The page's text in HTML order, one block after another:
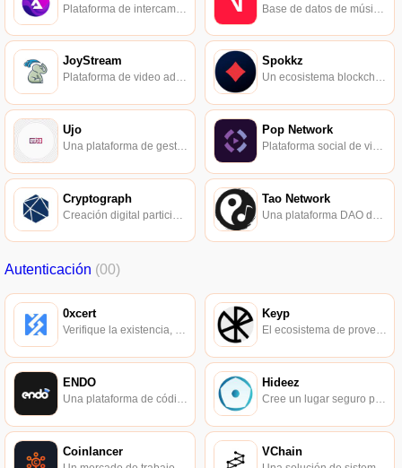
Plataforma de intercambio de música Blockchain.
JoyStream
Plataforma de video administrada por el usuario.
Spokkz
Un ecosistema blockchain de cine y televisión respaldado por la comunidad.
Ujo
Una plataforma de gestión de derechos de autor de música que ayuda a los músicos a realizar un seguimiento de los impuestos de derechos de autor.
Pop Network
Plataforma social de video basada en Ethereum.
Cryptograph Tao Network
Autenticación (00)
0xcert
Verifique la existencia, la autenticidad y la propiedad de activos digitales únicos en la cadena de bloques.
Keyp
El ecosistema de proveedores de identidad abierta más grande de Europa.
ENDO
Una plataforma de código abierto basada en el protocolo blockchain para el almacenamiento y la transmisión de datos verificados de forma segura.
Hideez
Cree un lugar seguro para las identidades digitales globales.
Coinlancer VChain